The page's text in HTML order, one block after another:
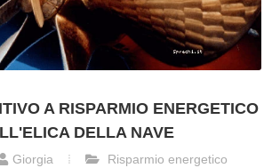
A RISPARMIO ENERGETICO
DELLA NAVE
Giorgia Risparmio energetico